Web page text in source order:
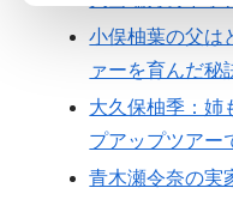
小俣柚葉の父は
ァーを育んだ秘
大久保柚季：姉
プアップツアー
青木瀬令奈の実